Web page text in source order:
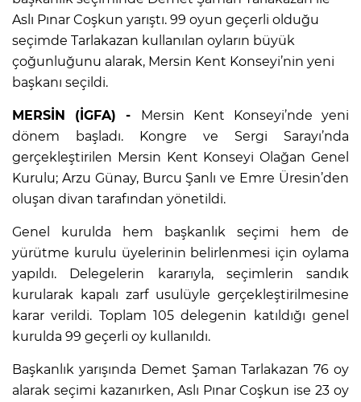
Aslı Pınar Coşkun yarıştı. 99 oyun geçerli olduğu
seçimde Tarlakazan kullanılan oyların büyük
çoğunluğunu alarak, Mersin Kent Konseyi’nin yeni
başkanı seçildi.
MERSİN (İGFA) - Mersin Kent Konseyi’nde yeni
dönem başladı. Kongre ve Sergi Sarayı’nda
gerçekleştirilen Mersin Kent Konseyi Olağan Genel
Kurulu; Arzu Günay, Burcu Şanlı ve Emre Üresin’den
oluşan divan tarafından yönetildi.
Genel kurulda hem başkanlık seçimi hem de
yürütme kurulu üyelerinin belirlenmesi için oylama
yapıldı. Delegelerin kararıyla, seçimlerin sandık
kurularak kapalı zarf usulüyle gerçekleştirilmesine
karar verildi. Toplam 105 delegenin katıldığı genel
kurulda 99 geçerli oy kullanıldı.
Başkanlık yarışında Demet Şaman Tarlakazan 76 oy
alarak seçimi kazanırken, Aslı Pınar Coşkun ise 23 oy